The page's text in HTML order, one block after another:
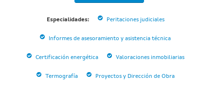
Especialidades: Peritaciones judiciales
Informes de asesoramiento y asistencia técnica
Certificación energética Valoraciones inmobiliarias
Termografía Proyectos y Dirección de Obra